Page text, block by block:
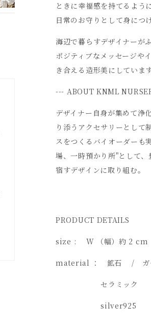
ときに幸福感を持てるよう
日常のお守りとして身につ
海辺で暮らすデザイナーが
ポジティブなメッセージや
き合える造形美にしています
--- ABOUT KNML
デザイナー自身が集めて浄
り添うアクセサリーとして
スをつくるバイオーダーも
場、一時預かり所"として
宿すデザインに取り組む。
PRODUCT DETAILS
size : W （幅）約 2 cm
material ： 鉱石 / ガー
セラミック
silver925